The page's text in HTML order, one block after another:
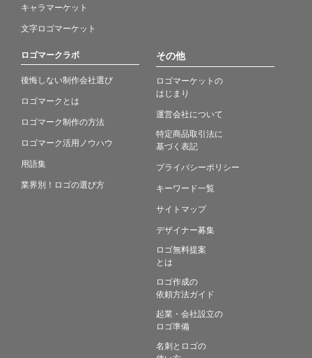
キャラマーケット
文字ロゴマーケット
ロゴマークラボ
後悔しない制作会社選び
ロゴマークとは
ロゴマーク制作の方法
ロゴマーク活用ノウハウ
用語集
業界別！ロゴの選び方
その他
ロゴマーケットの
はじまり
運営会社について
特定商品取引法に
基づく表記
プライバシーポリシー
キーワード一覧
サイトマップ
デザイナー募集
ロゴ無料提案
とは
ロゴ作成の
依頼方法ガイド
起業・会社設立の
ロゴ準備
名刺とロゴの